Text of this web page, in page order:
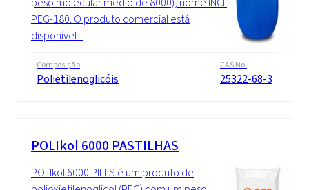
PEG-180. O produto comercial está
disponível...
Composição
Polietilenoglicóis
CAS No.
25322-68-3
POLIkol 6000 PASTILHAS
POLIkol 6000 PILLS é um produto de